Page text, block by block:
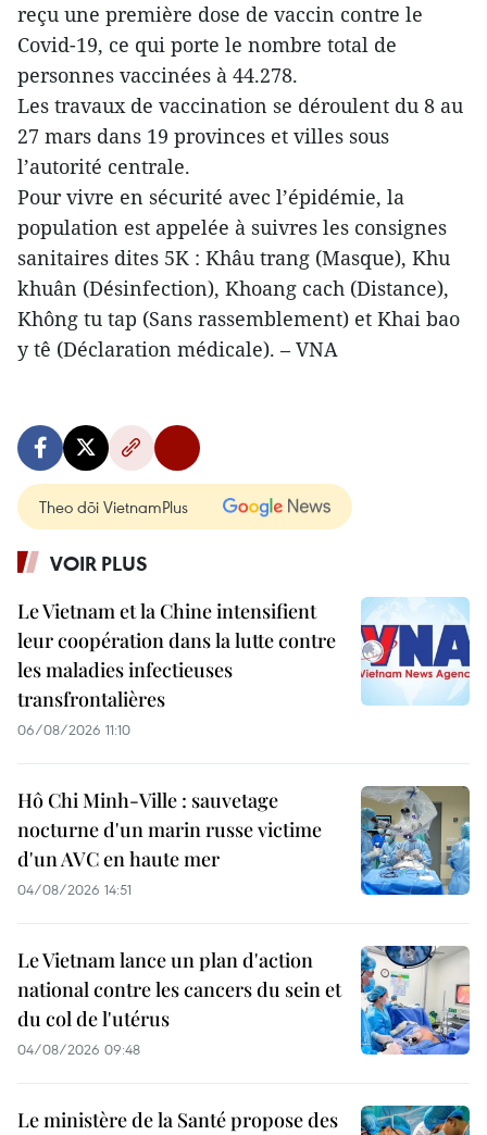
reçu une première dose de vaccin contre le
Covid-19, ce qui porte le nombre total de
personnes vaccinées à 44.278.
Les travaux de vaccination se déroulent du 8 au
27 mars dans 19 provinces et villes sous
l’autorité centrale.
Pour vivre en sécurité avec l’épidémie, la
population est appelée à suivres les consignes
sanitaires dites 5K : Khâu trang (Masque), Khu
khuân (Désinfection), Khoang cach (Distance),
Không tu tap (Sans rassemblement) et Khai bao
y tê (Déclaration médicale). – VNA
Theo dõi VietnamPlus
VOIR PLUS
Le Vietnam et la Chine intensifient
leur coopération dans la lutte contre
les maladies infectieuses
transfrontalières
06/08/2026 11:10
Hô Chi Minh-Ville : sauvetage
nocturne d'un marin russe victime
d'un AVC en haute mer
04/08/2026 14:51
Le Vietnam lance un plan d'action
national contre les cancers du sein et
du col de l'utérus
04/08/2026 09:48
Le ministère de la Santé propose des